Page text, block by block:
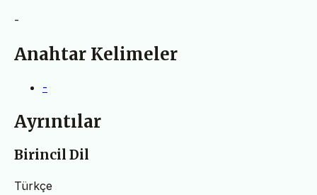
-
Anahtar Kelimeler
-
Ayrıntılar
Birincil Dil
Türkçe